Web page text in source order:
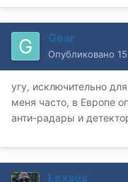
Gear
Опубликовано
угу, исключительно
меня часто, в Европе
анти-радары и
Lexsus